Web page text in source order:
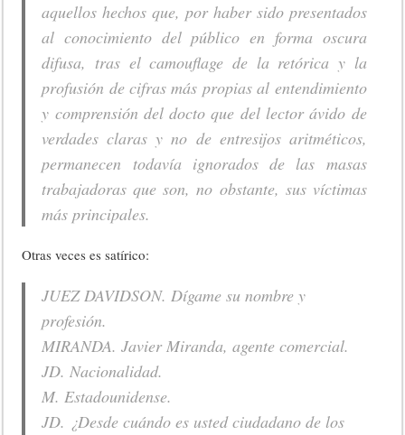
aquellos hechos que, por haber sido presentados
al conocimiento del público en forma oscura
difusa, tras elcamouflage de la retórica y la
profusión de cifras más propias al entendimiento
y comprensión del docto que del lector ávido de
verdades claras y no de entresijos aritméticos,
permanecen todavía ignorados de las masas
trabajadoras que son, no obstante, sus víctimas
más principales.
Otras veces es satírico:
JUEZ DAVIDSON. Dígame su nombre y
profesión.
MIRANDA. Javier Miranda, agente comercial.
JD. Nacionalidad.
M. Estadounidense.
JD. ¿Desde cuándo es usted ciudadano de los